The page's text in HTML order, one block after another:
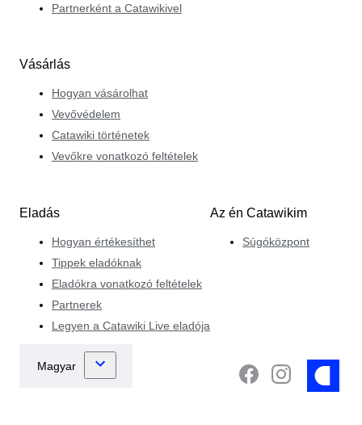
Partnerként a Catawikivel
Vásárlás
Hogyan vásárolhat
Vevővédelem
Catawiki történetek
Vevőkre vonatkozó feltételek
Eladás
Hogyan értékesíthet
Tippek eladóknak
Eladókra vonatkozó feltételek
Partnerek
Legyen a Catawiki Live eladója
Az én Catawikim
Súgóközpont